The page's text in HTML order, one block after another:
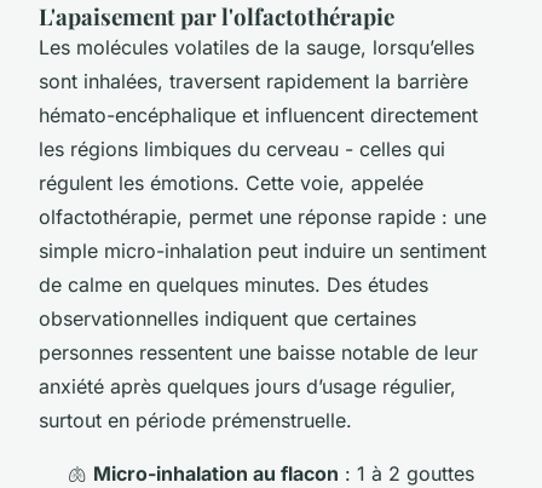
L'apaisement par l'olfactothérapie
Les molécules volatiles de la sauge, lorsqu’elles
sont inhalées, traversent rapidement la barrière
hémato-encéphalique et influencent directement
les régions limbiques du cerveau - celles qui
régulent les émotions. Cette voie, appelée
olfactothérapie, permet une réponse rapide : une
simple micro-inhalation peut induire un sentiment
de calme en quelques minutes. Des études
observationnelles indiquent que certaines
personnes ressentent une baisse notable de leur
anxiété après quelques jours d’usage régulier,
surtout en période prémenstruelle.
🫁 Micro-inhalation au flacon : 1 à 2 gouttes